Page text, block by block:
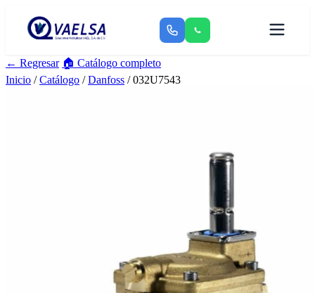
← Regresar 🏠 Catálogo completo
Inicio /Catálogo /Danfoss / 032U7543